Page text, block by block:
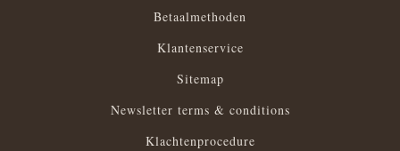
Betaalmethoden
Klantenservice
Sitemap
Newsletter terms & conditions
Klachtenprocedure